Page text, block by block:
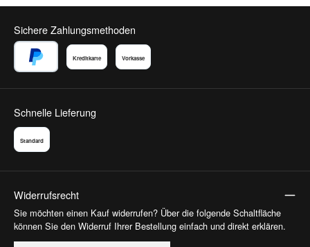
Sichere Zahlungsmethoden
Kreditkarte Vorkasse
Schnelle Lieferung
Standard
Widerrufsrecht
Sie möchten einen Kauf widerrufen? Über die folgende Schaltfläche
können Sie den Widerruf Ihrer Bestellung einfach und direkt erklären.